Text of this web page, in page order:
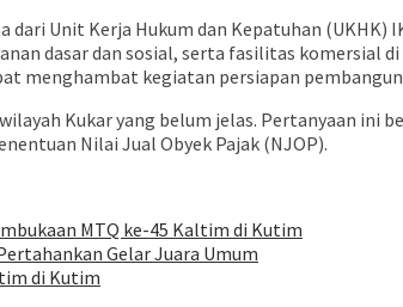
Unit Kerja Hukum dan Kepatuhan
dasar dan sosial, serta fasilitas komersial
menghambat kegiatan persiapan
Kukar yang belum jelas. Pertanyaan ini
Nilai Jual Obyek Pajak (NJOP).
MTQ ke-45 Kaltim di Kutim
Gelar Juara Umum
di Kutim